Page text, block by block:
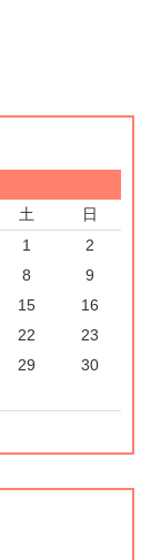
土 日
1
2
8
9
15
16
22
23
29
30